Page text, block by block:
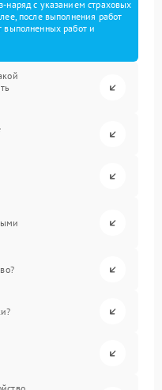
наряд с указанием страховых
после выполнения работ
выполненных работ и